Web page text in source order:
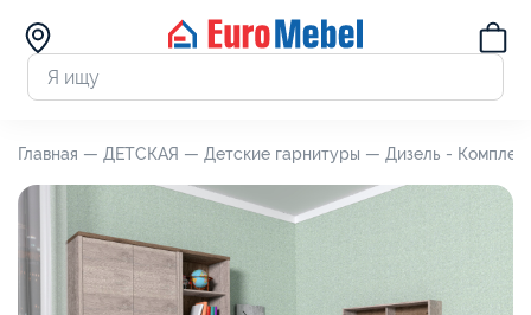
Главная —ДЕТСКАЯ —Детские гарнитуры — Дизель -